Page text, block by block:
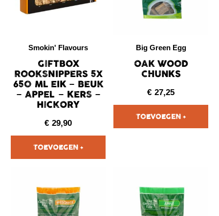
Smokin' Flavours
GIFTBOX
ROOKSNIPPERS 5X
650 ML EIK – BEUK
– APPEL – KERS –
HICKORY
€ 29,90
Big Green Egg
OAK WOOD
CHUNKS
€ 27,25